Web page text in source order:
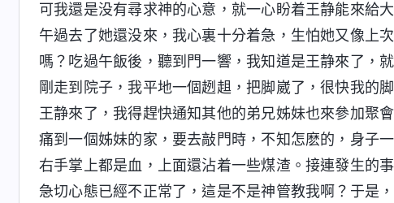
可我還是没有尋求神的心意，就一心盼着王静能來給
午過去了她還没來，我心裏十分着急，生怕她又像上
嗎？吃過午飯後，聽到門一響，我知道是王静來了，
剛走到院子，我平地一個趔趄，把脚崴了，很快我的
王静來了，我得趕快通知其他的弟兄姊妹也來參加聚
痛到一個姊妹的家，要去敲門時，不知怎麽的，身子
右手掌上都是血，上面還沾着一些煤渣。接連發生的
急切心態已經不正常了，這是不是神管教我啊？于是